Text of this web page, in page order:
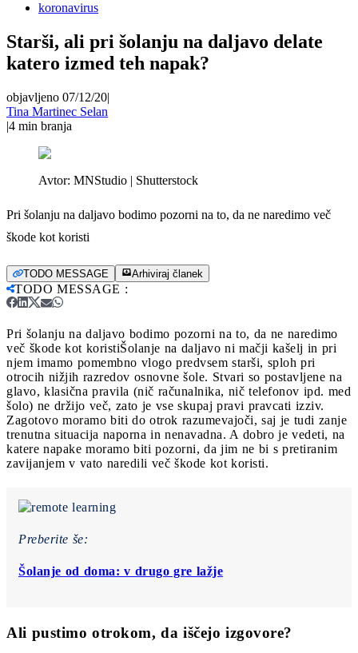
koronavirus
Starši, ali pri šolanju na daljavo delate
katero izmed teh napak?
objavljeno 07/12/20|
Tina Martinec Selan
|4 min branja
Avtor: MNStudio | Shutterstock
Pri šolanju na daljavo bodimo pozorni na to, da ne naredimo več
škode kot koristi
TODO MESSAGE Arhiviraj članek
TODO MESSAGE :
Pri šolanju na daljavo bodimo pozorni na to, da ne naredimo
več škode kot koristiŠolanje na daljavo ni mačji kašelj in pri
njem imamo pomembno vlogo predvsem starši, sploh pri
otrocih nižjih razredov osnovne šole. Stvari so postavljene na
glavo, klasična pravila (nič računalnika, nič telefonov ipd. med
šolo) ne držijo več, zato je vse skupaj pravi pravcati izziv.
Zagotovo moramo biti do otrok razumevajoči, saj je tudi zanje
trenutna situacija naporna in nenavadna. A dobro je vedeti, na
katere napake moramo biti pozorni, da jim ne bi s pretiranim
zavijanjem v vato naredili več škode kot koristi.
Preberite še:
Šolanje od doma: v drugo gre lažje
Ali pustimo otrokom, da iščejo izgovore?